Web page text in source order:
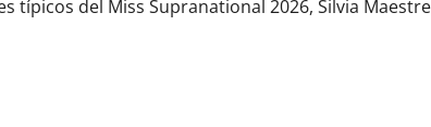
típicos del Miss Supranational 2026, Silvia